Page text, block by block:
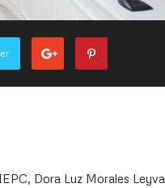
Dora Luz Morales Leyva